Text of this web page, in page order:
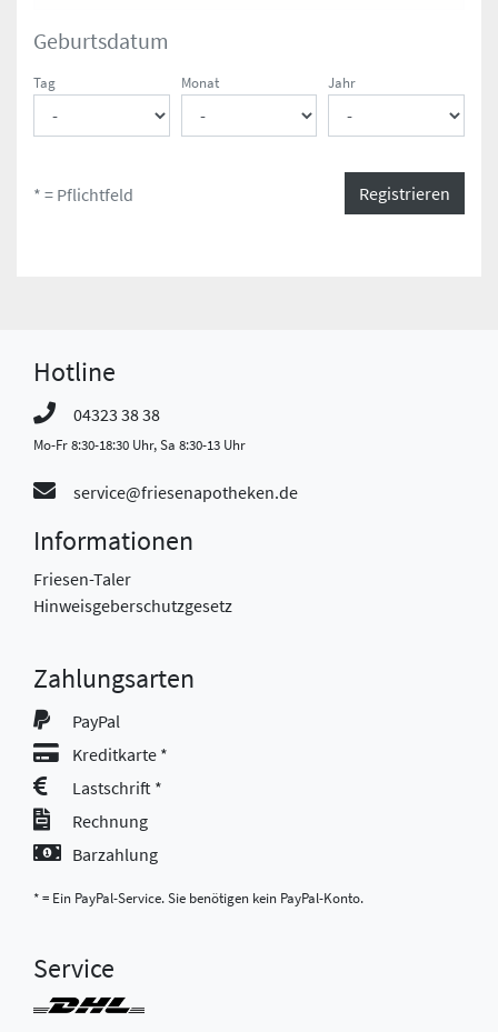
Geburtsdatum
Tag Monat Jahr
Registrieren
* = Pflichtfeld
Hotline
04323 38 38
Mo-Fr 8:30-18:30 Uhr, Sa 8:30-13 Uhr
service@friesenapotheken.de
Informationen
Friesen-Taler
Hinweisgeberschutzgesetz
Zahlungsarten
PayPal
Kreditkarte *
Lastschrift *
Rechnung
Barzahlung
* = Ein PayPal-Service. Sie benötigen kein PayPal-Konto.
Service